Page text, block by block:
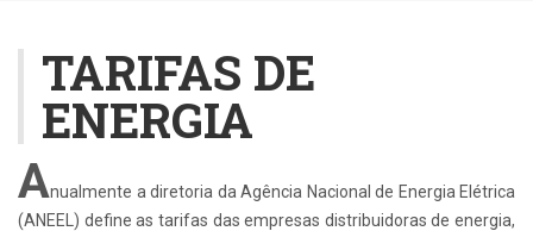
TARIFAS DE
ENERGIA
Anualmente a diretoria da Agência Nacional de Energia Elétrica
(ANEEL) define as tarifas das empresas distribuidoras de energia,